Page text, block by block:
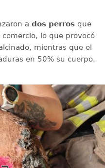
a dos perrosque
lo que provocó
mientras que el
en 50% su cuerpo.